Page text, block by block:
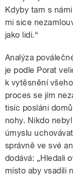
Kdyby tam s
mi sice
jako lidi.“
Analýza
je podle Porat
k vytěsnění
proces se jím
tisíc posláni
nohy. Nikdo
úmyslu
správně ve své
dodává: „Hledali
místo aby vsadili